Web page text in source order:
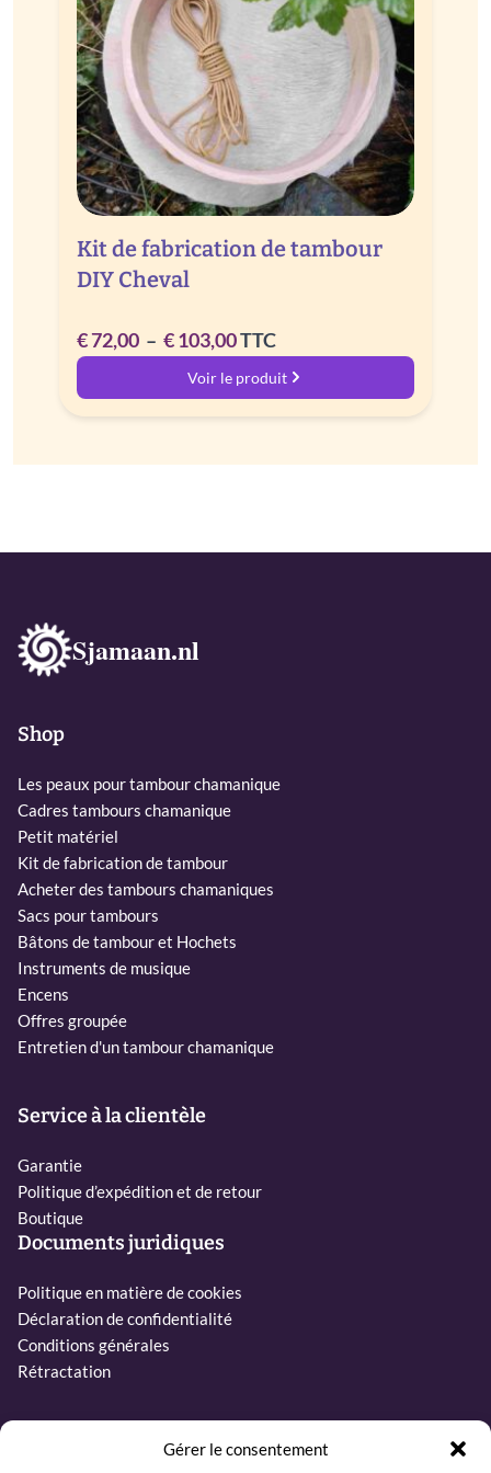
Gérer le consentement
Kit de fabrication de tambour
DIY Cheval
€72,00 – €103,00Plage
de
prix :
à
TTC
Voir le produit
Sjamaan.nl
Shop
Les peaux pour tambour chamanique
Cadres tambours chamanique
Petit matériel
Kit de fabrication de tambour
Acheter des tambours chamaniques
Sacs pour tambours
Bâtons de tambour et Hochets
Instruments de musique
Encens
Offres groupée
Entretien d'un tambour chamanique
Service à la clientèle
Garantie
Politique d’expédition et de retour
Boutique
Documents juridiques
Politique en matière de cookies
Déclaration de confidentialité
Conditions générales
Rétractation